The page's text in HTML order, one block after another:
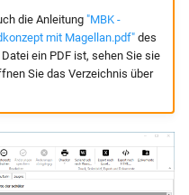
Änderungen 2022
Änderungen 2021
Änderungen 2020
Änderungen 2019
Logbuch
Magellan Scripting
BER-APO-KO-2011
Verlage
Lieferanten
Medienkataloge
Ausleihe
die Anleitung "MBK -
mit Magellan.pdf"des
ein PDF ist, sehen Sie sie
Sie das Verzeichnis über